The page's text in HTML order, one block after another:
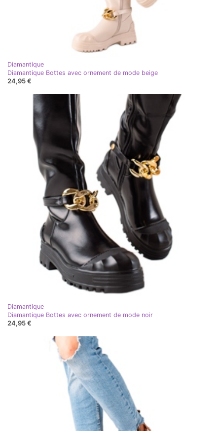
Diamantique
Diamantique Bottes avec ornement de mode beige
24,95 €
Diamantique
Diamantique Bottes avec ornement de mode noir
24,95 €